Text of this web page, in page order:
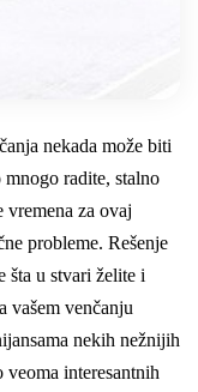
nekada može biti
radite, stalno
vremena za ovaj
probleme. Rešenje
šta u stvari želite i
vašem venčanju
nekih nežnijih
interesantnih